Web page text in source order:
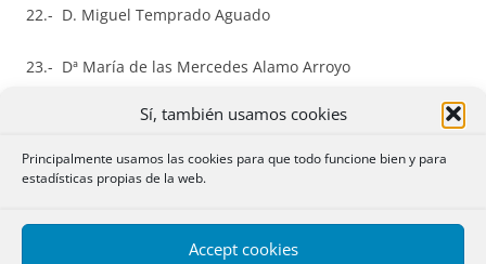
Sí, también usamos cookies
Principalmente usamos las cookies para que todo funcione bien y para
estadísticas propias de la web.
Accept cookies
22.- D. Miguel Temprado Aguado
23.- Dª María de las Mercedes Alamo Arroyo
24.- D. Francisco de Asís Palacios Criado
25.- D. José Ignacio Martín Alías
26.- Dª María Carolina Martinez Fernández